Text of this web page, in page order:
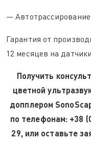
—
Гарантия от
12 месяцев на датчики
Получить
цветной
допплером
по телефонам: +38
29, или оставьте